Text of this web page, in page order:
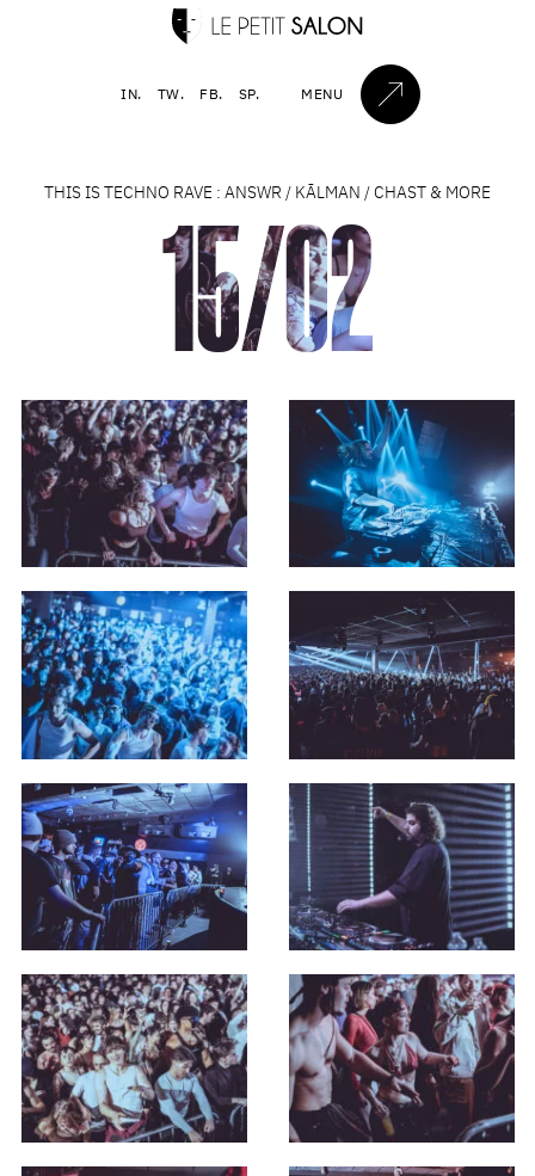
IN. TW. FB. SP. MENU
THIS IS TECHNO RAVE : ANSWR / KĀLMAN / CHAST & MORE
15/02